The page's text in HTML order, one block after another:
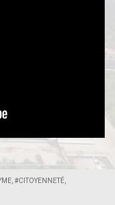
#CITOYENNETÉ